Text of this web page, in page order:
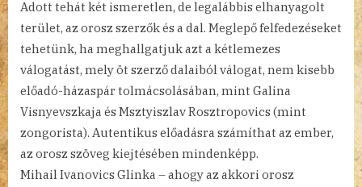
Adott tehát két ismeretlen, de legalábbis elhanyagolt
terület, az orosz szerzők és a dal. Meglepő felfedezéseket
tehetünk, ha meghallgatjuk azt a kétlemezes
válogatást, mely öt szerző dalaiból válogat, nem kisebb
előadó-házaspár tolmácsolásában, mint Galina
Visnyevszkaja és Msztyiszlav Rosztropovics (mint
zongorista). Autentikus előadásra számíthat az ember,
az orosz szöveg kiejtésében mindenképp.
Mihail Ivanovics Glinka – ahogy az akkori orosz